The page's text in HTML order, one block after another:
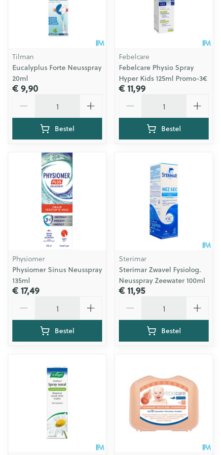
Tilman
Eucalyplus Forte Neusspray
20ml
€ 9,90
Bestel
Febelcare
Febelcare Physio Spray
Hyper Kids 125ml Promo-3€
€ 11,99
Bestel
Physiomer
Physiomer Sinus Neusspray
135ml
€ 17,49
Bestel
Sterimar
Sterimar Zwavel Fysiolog.
Neusspray Zeewater 100ml
€ 11,95
Bestel